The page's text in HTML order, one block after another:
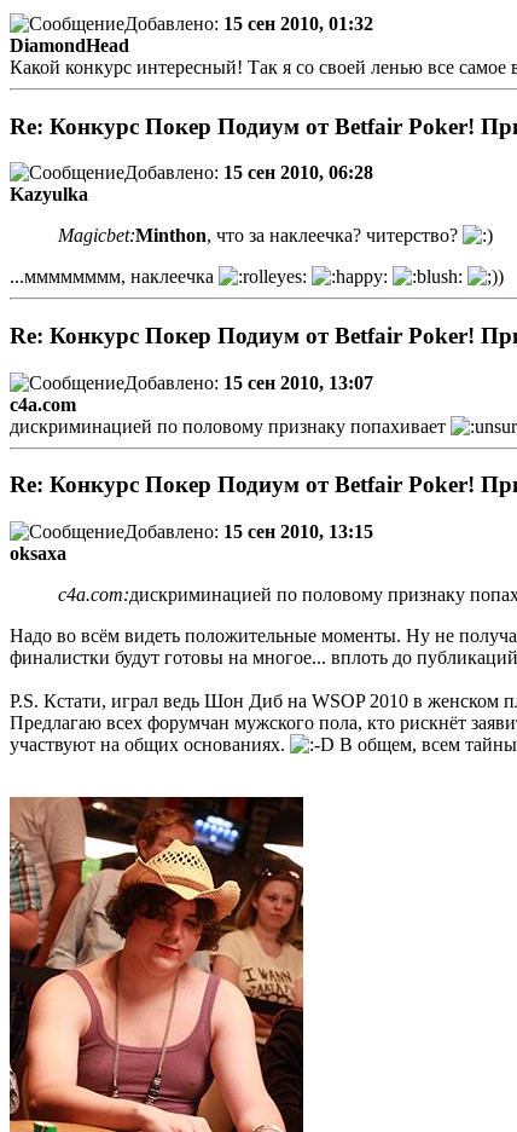
Добавлено: 15 сен 2010, 01:32
DiamondHead
Какой конкурс интересный! Так я со своей ленью все
Re: Конкурс Покер Подиум от Betfair Poker!
Добавлено: 15 сен 2010, 06:28
Kazyulka
Magicbet:Minthon, что за наклеечка? читерство?
...мммммммм, наклеечка
Re: Конкурс Покер Подиум от Betfair Poker!
Добавлено: 15 сен 2010, 13:07
c4a.com
дискриминацией по половому признаку попахивает
Re: Конкурс Покер Подиум от Betfair Poker!
Добавлено: 15 сен 2010, 13:15
oksaxa
c4a.com:дискриминацией по половому признаку
Надо во всём видеть положительные моменты. Ну не
финалистки будут готовы на многое... вплоть до
P.S. Кстати, играл ведь Шон Диб на WSOP 2010 в женском
Предлагаю всех форумчан мужского пола, кто рискнёт
участвуют на общих основаниях.
В общем, всем